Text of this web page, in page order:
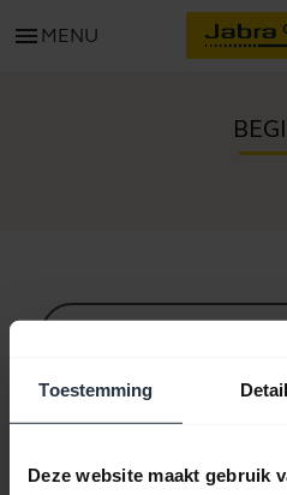
Toestemming
Deze website maakt gebruik
menu MENU